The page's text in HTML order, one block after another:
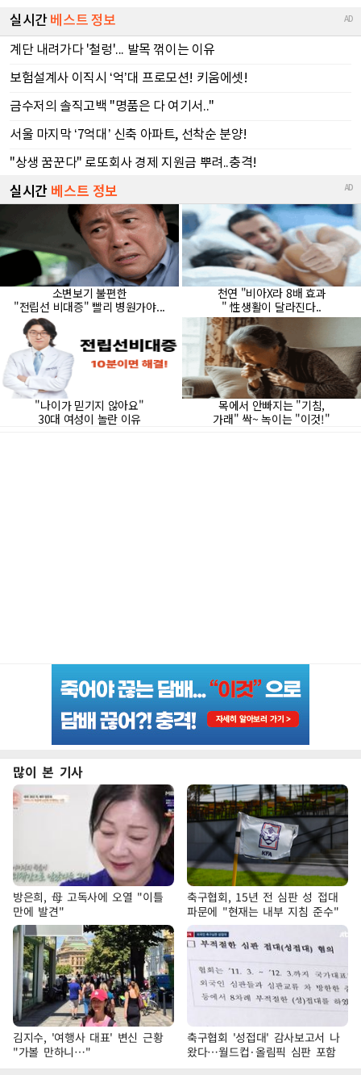
많이 본 기사
방은희, 母 고독사에 오열 "이틀
만에 발견"
축구협회, 15년 전 심판 성 접대
파문에 "현재는 내부 지침 준수"
김지수, '여행사 대표' 변신 근황
"가볼 만하니…"
축구협회 '성접대' 감사보고서 나
왔다…월드컵·올림픽 심판 포함